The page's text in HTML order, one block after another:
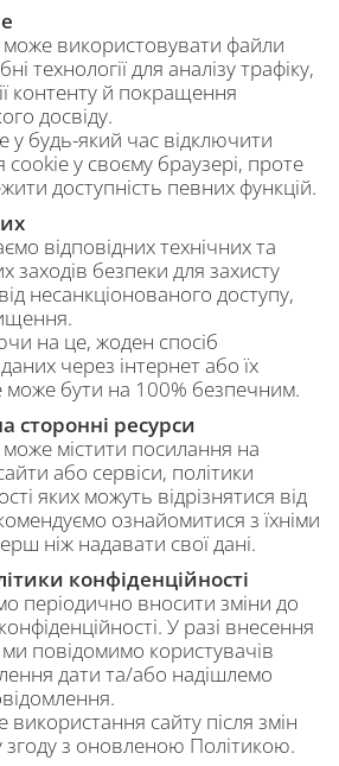
використовувати файли
технології для аналізу трафіку,
контенту й покращення
досвіду.
у будь-який час відключити
cookie у своєму браузері, проте
доступність певних функцій.
відповідних технічних та
заходів безпеки для захисту
несанкціонованого доступу,
на це, жоден спосіб
через інтернет або їх
може бути на 100% безпечним.
сторонні ресурси
містити посилання на
або сервіси, політики
яких можуть відрізнятися від
ознайомитися з їхніми
ніж надавати свої дані.
конфіденційності
періодично вносити зміни до
У разі внесення
ми повідомимо користувачів
дати та/або надішлемо
сайту після змін
з оновленою Політикою.